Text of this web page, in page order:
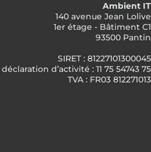
Ambient IT
140 avenue Jean Lolive
1er étage - Bâtiment C1
93500 Pantin
SIRET : 81227101300045
d’activité : 11 75 54743 75
TVA : FR03 812271013